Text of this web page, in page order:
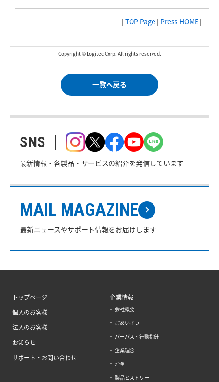
| TOP Page | Press HOME |
Copyright © Logitec Corp. All rights reserved.
一覧へ戻る
SNS
最新情報・各製品・サービスの紹介を発信しています
MAIL MAGAZINE
最新ニュースやサポート情報をお届けします
トップページ
個人のお客様
法人のお客様
お知らせ
サポート・お問い合わせ
企業情報
会社概要
ごあいさつ
パーパス・行動指針
企業理念
沿革
製品ヒストリー